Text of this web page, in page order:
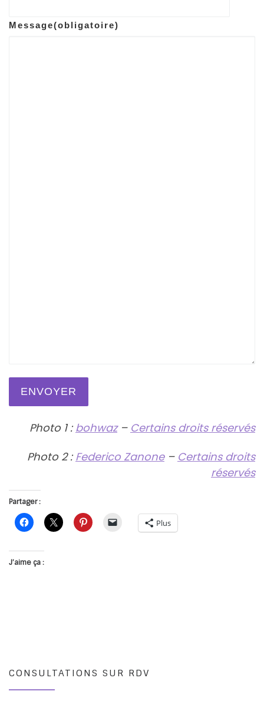
Message(obligatoire)
ENVOYER
Photo 1 : bohwaz– Certains droits réservés
Photo 2 : Federico Zanone– Certains droits
réservés
Partager :
Plus
J’aime ça :
CONSULTATIONS SUR RDV